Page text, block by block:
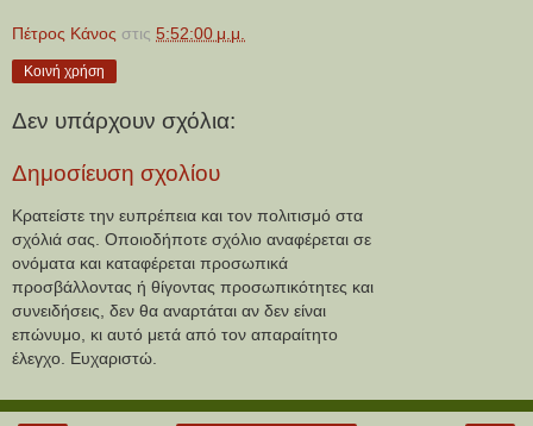
Πέτρος Κάνος στις 5:52:00 μ.μ.
Κοινή χρήση
Δεν υπάρχουν σχόλια:
Δημοσίευση σχολίου
Κρατείστε την ευπρέπεια και τον πολιτισμό στα
σχόλιά σας. Οποιοδήποτε σχόλιο αναφέρεται σε
ονόματα και καταφέρεται προσωπικά
προσβάλλοντας ή θίγοντας προσωπικότητες και
συνειδήσεις, δεν θα αναρτάται αν δεν είναι
επώνυμο, κι αυτό μετά από τον απαραίτητο
έλεγχο. Ευχαριστώ.